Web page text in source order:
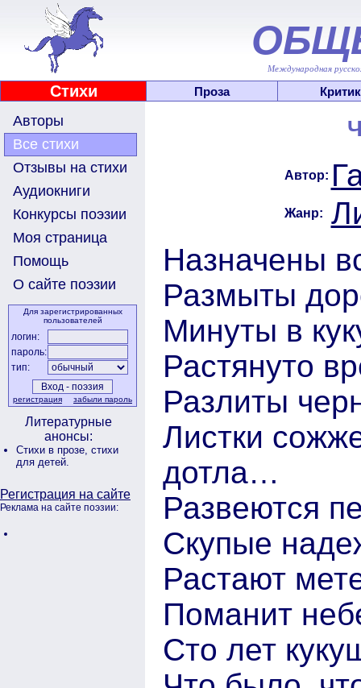
Международная
Стихи Проза
Авторы
Все стихи
Отзывы на стихи
Аудиокниги
Конкурсы поэзии
Моя страница
Помощь
О сайте поэзии
Для зарегистрированных
пользователей
логин:
пароль:
тип:
регистрация забыли пароль
Литературные
анонсы:
Стихи в прозе, стихи
для детей.
Регистрация на сайте
Реклама на сайте поэзии:
Автор:
Жанр:
Назначены
Размыты
Минуты в
Растянуто
Разлиты
Листки
дотла…
Развеются
Скупые
Растают
Поманит
Сто лет